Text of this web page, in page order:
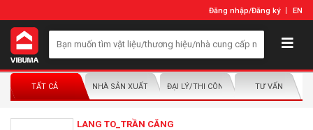
Đăng nhập/Đăng ký EN
TẤT CẢ NHÀ SẢN XUẤT/NHÀ PHÂN PHỐIĐẠI LÝ/THI CÔNG LẮP ĐẶTTƯ VẤN
LANG TO_TRẦN CĂNG